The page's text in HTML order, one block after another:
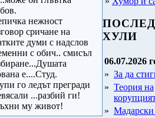
нежност
сричане на
думи с надслов
с обич.. смисъл
е....Студ.
го ледът прегради
...разбий ги!
му живот!
ХУЛИ
06.07.2026
» За да
» Теория на
»